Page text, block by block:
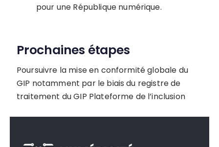
pour une République numérique.
Prochaines étapes
Poursuivre la mise en conformité globale du
GIP notamment par le biais du registre de
traitement du GIP Plateforme de l’inclusion